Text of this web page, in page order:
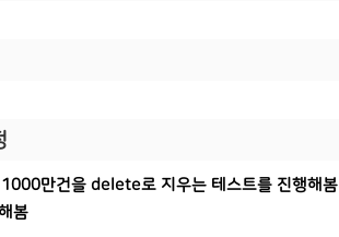
만건을 delete로 지우는 테스트를 진행해봄
봄